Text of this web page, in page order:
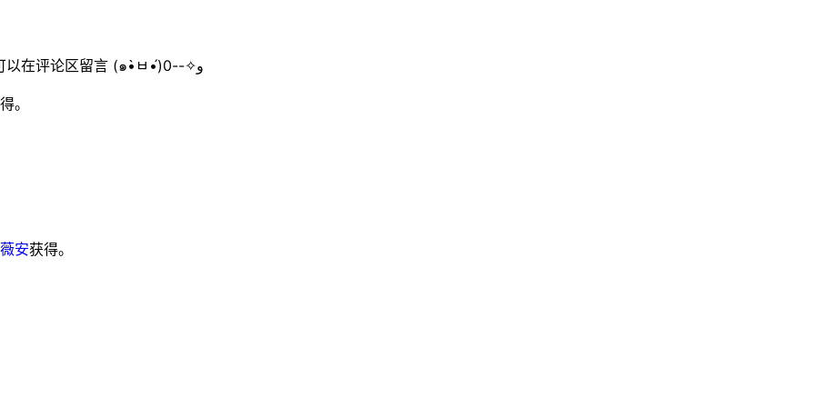
Tips：本文最近1个月没有更新，如果内容错误、缺失的话，你可以在评论区留言 (๑•̀ㅂ•́)و✧--0
。
安获得。